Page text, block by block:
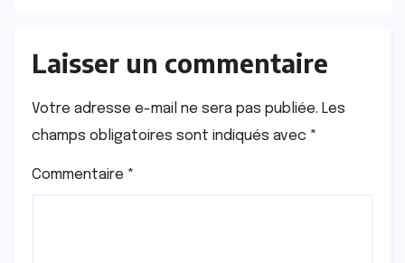
Laisser un commentaire
Votre adresse e-mail ne sera pas publiée. Les
champs obligatoires sont indiqués avec *
Commentaire *